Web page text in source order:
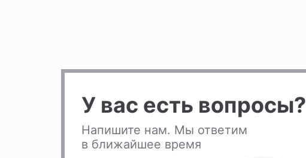
У вас есть вопросы?
Напишите нам. Мы ответим
в ближайшее время